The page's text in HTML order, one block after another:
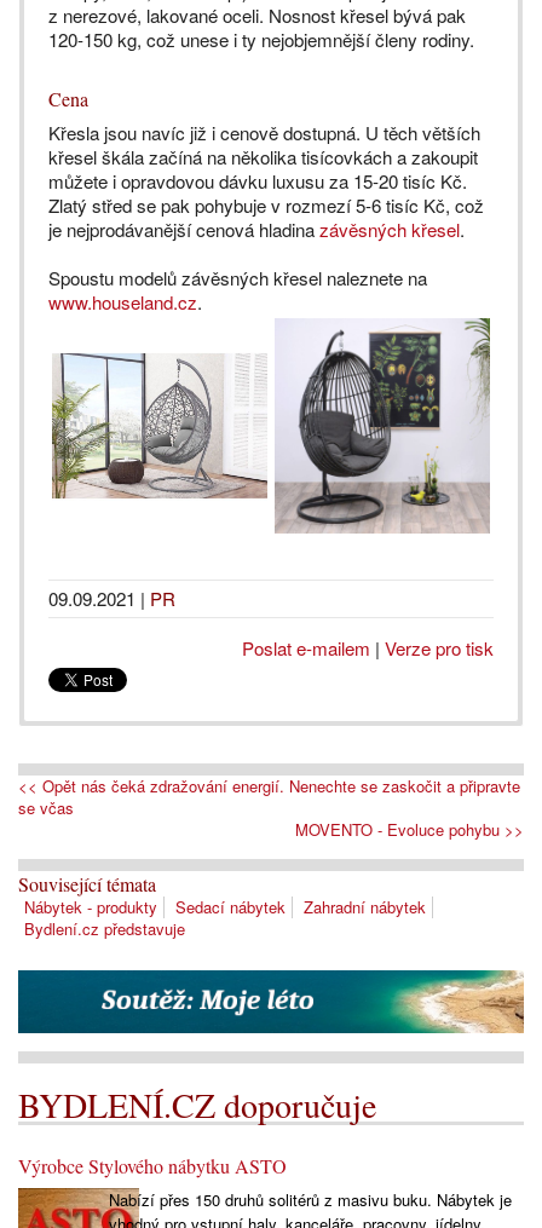
z nerezové, lakované oceli. Nosnost křesel bývá pak
120-150 kg, což unese i ty nejobjemnější členy rodiny.
Cena
Křesla jsou navíc již i cenově dostupná. U těch větších
křesel škála začíná na několika tisícovkách a zakoupit
můžete i opravdovou dávku luxusu za 15-20 tisíc Kč.
Zlatý střed se pak pohybuje v rozmezí 5-6 tisíc Kč, což
je nejprodávanější cenová hladinazávěsných křesel.
Spoustu modelů závěsných křesel naleznete na
www.houseland.cz.
09.09.2021 | PR
Poslat e-mailem | Verze pro tisk
<< Opět nás čeká zdražování energií. Nenechte se zaskočit a připravte
se včas
MOVENTO - Evoluce pohybu >>
Související témata
Nábytek - produkty Sedací nábytek
Zahradní nábytek
Bydlení.cz představuje
BYDLENÍ.CZ doporučuje
Výrobce Stylového nábytku ASTO
Nabízí přes 150 druhů solitérů z masivu buku. Nábytek je